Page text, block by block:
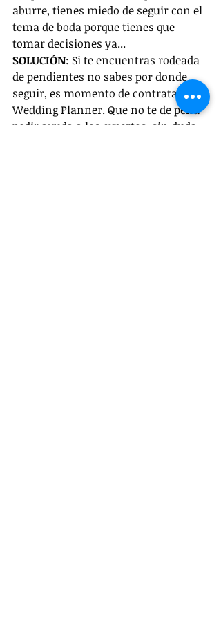
aburre, tienes miedo de seguir con el
tema de boda porque tienes que
tomar decisiones ya...
SOLUCIÓN: Si te encuentras rodeada
de pendientes no sabes por donde
seguir, es momento de contratar una
Wedding Planner. Que no te de pena
pedir ayuda a los expertos, sin duda